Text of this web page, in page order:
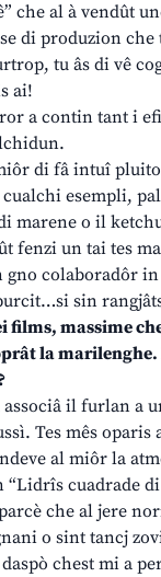
che al à vendût
di produzion
tu âs di vê
ai!
a contin tant i
di fâ intuî
esempli,
marene o il
fenzi un tai tes
gno colaboradôr
sin
films, massime
la marilenghe.
il furlan a
Tes mês oparis
al miôr la
“Lidrîs cuadrade
che al jere
o sint tancj
chest mi a